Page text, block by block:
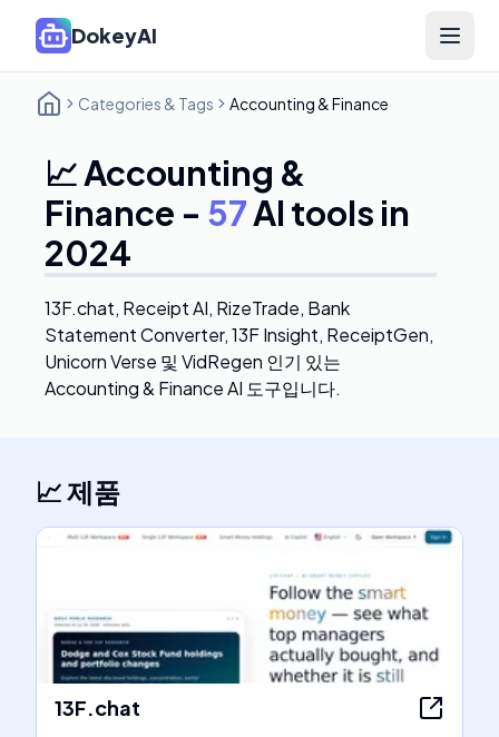
DokeyAI Open
Categories & Tags Accounting & Finance
📈Accounting &
Finance - 57AI tools in
2024
13F.chat, Receipt AI, RizeTrade, Bank
Statement Converter, 13F Insight, ReceiptGen,
Unicorn Verse 및 VidRegen 인기 있는
Accounting & Finance AI 도구입니다.
📈제품
13F.chat